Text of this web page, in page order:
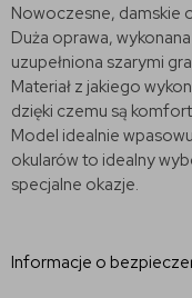
Nowoczesne, damskie
Duża oprawa,
uzupełniona szarymi
Materiał z jakiego
dzięki czemu są
Model idealnie
okularów to idealny
specjalne okazje.
Informacje o